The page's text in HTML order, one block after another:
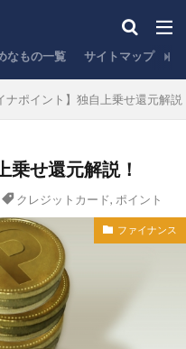
なもの一覧 サイトマップ
ナポイント】独自上乗せ還元解説
乗せ還元解説！
クレジットカード, ポイント
ファイナンス
スチェア
ス
クレジットカード
と納税
ブログ運営
保険
充電器
務
家計管理
託
時短
税金
節税